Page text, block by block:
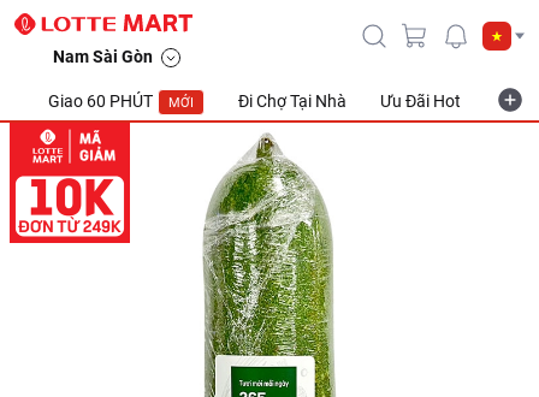
Nam Sài Gòn
Giao 60 PHÚT MỚI Đi Chợ Tại Nhà Ưu Đãi Hot